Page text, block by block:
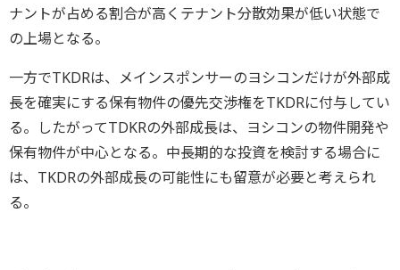
ナントが占める割合が高くテナント分散効果が低い状態で
の上場となる。
一方でTKDRは、メインスポンサーのヨシコンだけが外部成
長を確実にする保有物件の優先交渉権をTKDRに付与してい
る。したがってTDKRの外部成長は、ヨシコンの物件開発や
保有物件が中心となる。中長期的な投資を検討する場合に
は、TKDRの外部成長の可能性にも留意が必要と考えられ
る。